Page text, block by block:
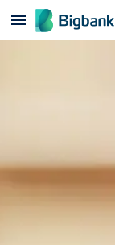
Pāriet uz saturu